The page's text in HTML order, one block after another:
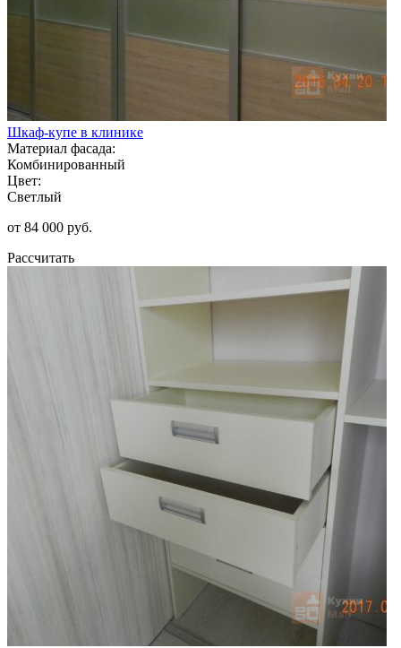
Шкаф-купе в клинике
Материал фасада:
Комбинированный
Цвет:
Светлый
от 84 000 руб.
Рассчитать